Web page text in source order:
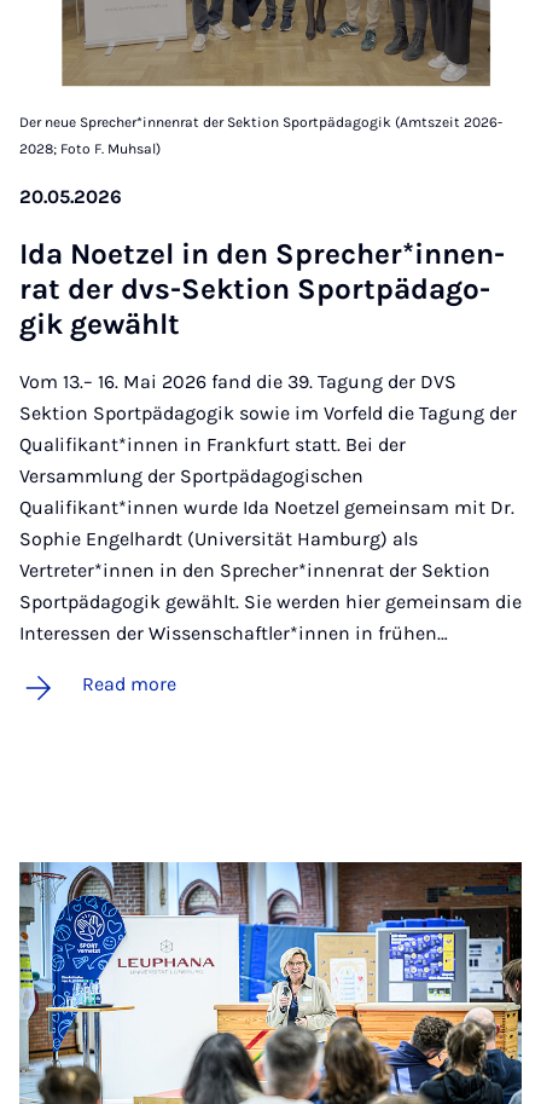
Der neue Sprecher*innenrat der Sektion Sportpädagogik (Amtszeit 2026-
2028; Foto F. Muhsal)
20.05.2026
Ida No­et­zel in den Sprech­er­*innen­
rat der dvs-Sek­tion Sport­päd­ago­
gik gewählt
Vom 13.– 16. Mai 2026 fand die 39. Tagung der DVS
Sektion Sportpädagogik sowie im Vorfeld die Tagung der
Qualifikant*innen in Frankfurt statt. Bei der
Versammlung der Sportpädagogischen
Qualifikant*innen wurde Ida Noetzel gemeinsam mit Dr.
Sophie Engelhardt (Universität Hamburg) als
Vertreter*innen in den Sprecher*innenrat der Sektion
Sportpädagogik gewählt. Sie werden hier gemeinsam die
Interessen der Wissenschaftler*innen in frühen…
Read more